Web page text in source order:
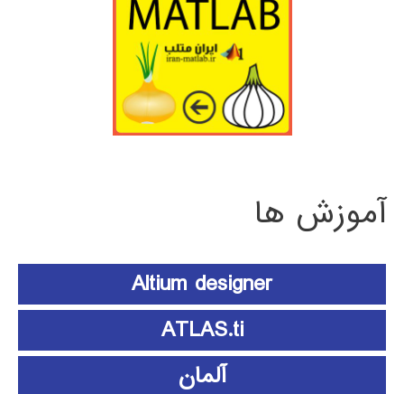
آموزش ها
Altium designer
ATLAS.ti
آلمان